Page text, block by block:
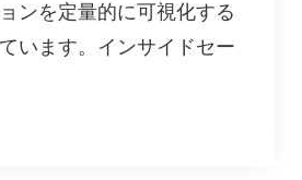
ンを定量的に可視化する
います。インサイドセー